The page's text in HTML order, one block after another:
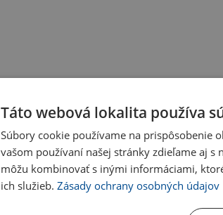
Táto webová lokalita používa
Súbory cookie používame na prispôsobenie
vašom používaní našej stránky zdieľame aj
môžu kombinovať s inými informáciami,
ich služieb. Zásady ochrany osobných údajov